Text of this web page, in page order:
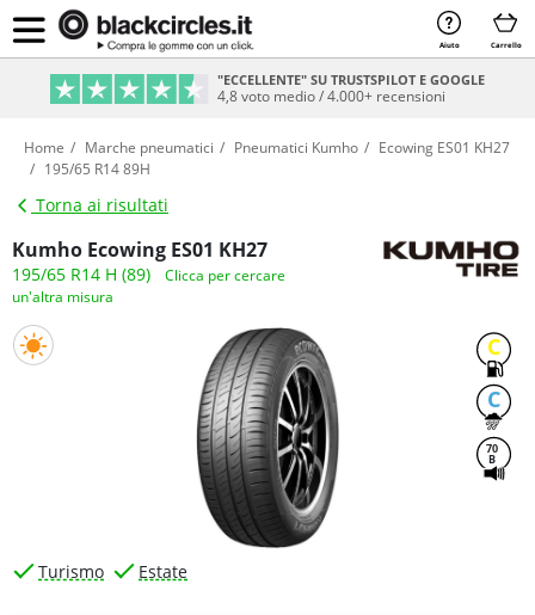
Aiuto Carrello
PAGAMENTO SICURO & RATEIZZABILE
Sicurezza e comodità al 100%
Home Marche pneumatici Pneumatici Kumho
Ecowing ES01 KH27
195/65 R14 89H
Torna ai risultati
Kumho Ecowing ES01 KH27
195/65 R14 H (89)
Clicca per cercare
un'altra misura
C
C
70
B
Turismo Estate